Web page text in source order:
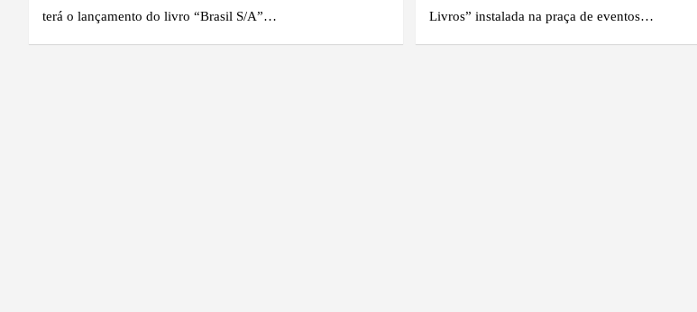
terá o lançamento do livro “Brasil S/A”…
Livros” instalada na praça de eventos…